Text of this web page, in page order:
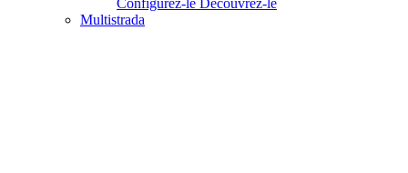
Multistrada